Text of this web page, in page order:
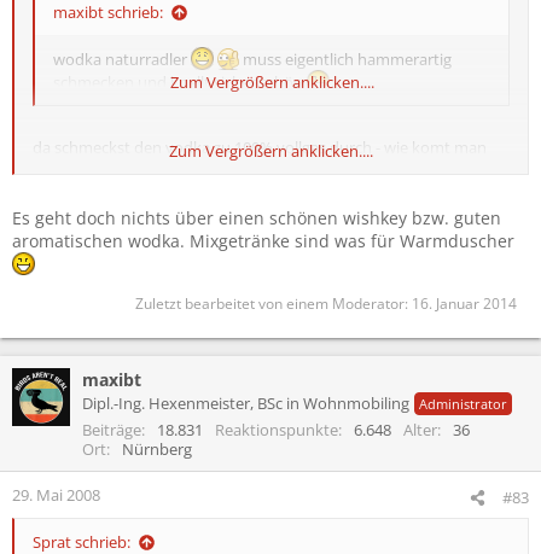
maxibt schrieb:
wodka naturradler
muss eigentlich hammerartig
schmecken und knallt sicher schön
Zum Vergrößern anklicken....
da schmeckst den vodka zu 100% vollgas durch - wie komt man
Zum Vergrößern anklicken....
Es geht doch nichts über einen schönen wishkey bzw. guten
aromatischen wodka. Mixgetränke sind was für Warmduscher
Zuletzt bearbeitet von einem Moderator: 16. Januar 2014
maxibt
Dipl.-Ing. Hexenmeister, BSc in Wohnmobiling Administrator
Beiträge 18.831 Reaktionspunkte 6.648 Alter
36
Ort
Nürnberg
29. Mai 2008 #83
Sprat schrieb: